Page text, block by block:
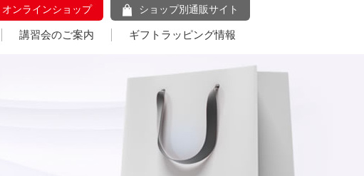
ンラインショップ ショップ別通販サイト
講習会のご案内 ギフトラッピング情報